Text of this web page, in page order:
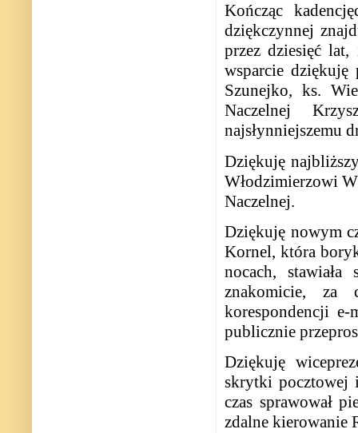
Kończąc
dziękczynnej
przez dziesięć
wsparcie
Szunejko, ks.
Naczelnej
najsłynniejszemu
Dziękuję
Włodzimierzowi
Naczelnej.
Dziękuję nowym
Kornel, która
nocach,
znakomicie, za
korespondencji
publicznie
Dziękuję
skrytki pocztowej
czas sprawował
zdalne kierowanie